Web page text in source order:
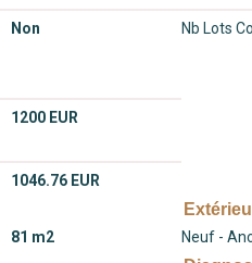
Non
1200 EUR
1046.76 EUR
Nb Lots
81 m2 Neuf -